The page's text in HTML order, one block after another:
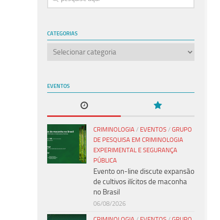
CATEGORIAS
Categorias
EVENTOS
CRIMINOLOGIA / EVENTOS / GRUPO
DE PESQUISA EM CRIMINOLOGIA
EXPERIMENTAL E SEGURANÇA
PÚBLICA
Evento on-line discute expansão
de cultivos ilícitos de maconha
no Brasil
06/08/2026